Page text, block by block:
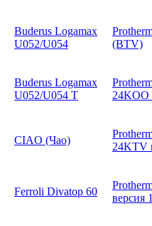
Buderus Logamax
U052/U054
(BTV)
Buderus Logamax
U052/U054 T
24KOO
CIAO (Чао)
24KTV
Ferroli Divatop 60
версия